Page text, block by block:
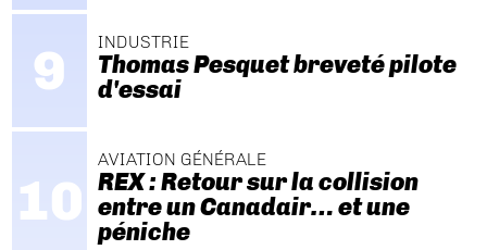
INDUSTRIE
Thomas Pesquet breveté pilote
d'essai
AVIATION GÉNÉRALE
REX : Retour sur la collision
entre un Canadair… et une
péniche